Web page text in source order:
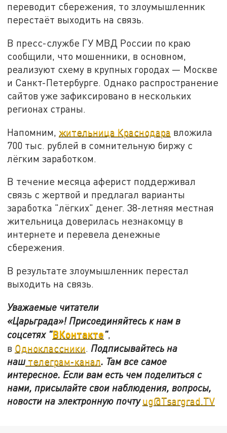
переводит сбережения, то злоумышленник
перестаёт выходить на связь.
В пресс-службе ГУ МВД России по краю
сообщили, что мошенники, в основном,
реализуют схему в крупных городах — Москве
и Санкт-Петербурге. Однако распространение
сайтов уже зафиксировано в нескольких
регионах страны.
Напомним, жительница Краснодара вложила
700 тыс. рублей в сомнительную биржу с
лёгким заработком.
В течение месяца аферист поддерживал
связь с жертвой и предлагал варианты
заработка "лёгких" денег. 38-летняя местная
жительница доверилась незнакомцу в
интернете и перевела денежные
сбережения.
В результате злоумышленник перестал
выходить на связь.
Уважаемые читатели
«Царьграда»! Присоединяйтесь к нам в
соцсетях "ВКонтакте",
в Одноклассники Подписывайтесь на
наш телеграм-канал. Там все самое
интересное. Если вам есть чем поделиться с
нами, присылайте свои наблюдения, вопросы,
новости на электронную почтуug@Tsargrad.TV